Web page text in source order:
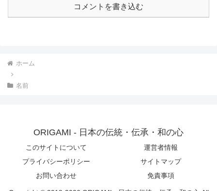
コメントを書き込む
ホーム
名前
ORIGAMI - 日本の伝統・伝承・和の心
このサイトについて
運営者情報
プライバシーポリシー
サイトマップ
お問い合わせ
免責事項